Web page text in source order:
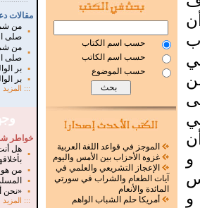
مقالات
▪
من
صلى
▪
من
صلى
▪
بر
▪
بر
::: المزيد
خواطر
▪
هل
▪
من
▪
▪
«نحن
:::
المزيد
حسب اسم الكتاب
حسب اسم الكاتب
حسب الموضوع
الموجز في قواعد اللغة العربية
غزوة الأحزاب بين الأمس واليوم
الإعجاز التشريعي والعلمي في
آيات الطعام والشراب في سورتي
المائدة والأنعام
أمريكا حلم الشباب الواهم
و
و